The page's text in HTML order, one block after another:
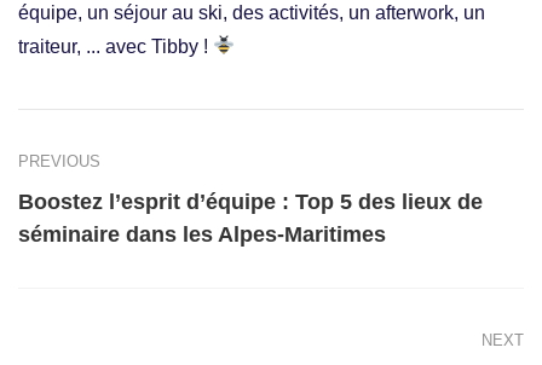
équipe, un séjour au ski, des activités, un afterwork, un
traiteur, ... avec Tibby !
PREVIOUS
Boostez l’esprit d’équipe : Top 5 des lieux de
séminaire dans les Alpes-Maritimes
NEXT